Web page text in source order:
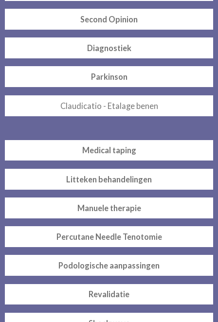
Second Opinion
Diagnostiek
Parkinson
Claudicatio - Etalage benen
Medical taping
Litteken behandelingen
Manuele therapie
Percutane Needle Tenotomie
Podologische aanpassingen
Revalidatie